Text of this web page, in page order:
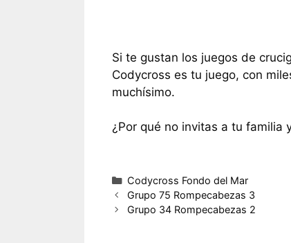
Si te gustan los juegos de
Codycross es tu juego, con
muchísimo.
¿Por qué no invitas a tu familia
Categorías
Codycross Fondo del Mar
Grupo 75 Rompecabezas 3
Grupo 34 Rompecabezas 2